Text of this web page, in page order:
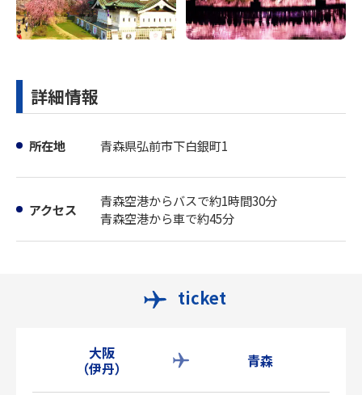
詳細情報
所在地 青森県弘前市下白銀町1
アクセス
青森空港からバスで約1時間30分
青森空港から車で約45分
ticket
大阪
（伊丹）
青森